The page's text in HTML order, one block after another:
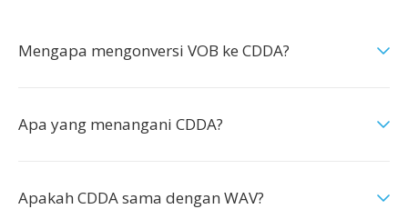
Mengapa mengonversi VOB ke CDDA?
Apa yang menangani CDDA?
Apakah CDDA sama dengan WAV?